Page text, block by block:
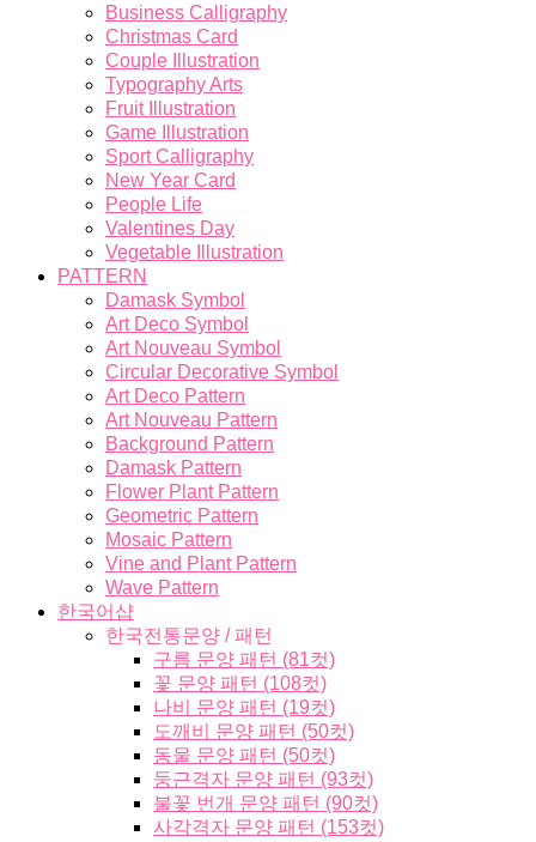
Business Calligraphy
Christmas Card
Couple Illustration
Typography Arts
Fruit Illustration
Game Illustration
Sport Calligraphy
New Year Card
People Life
Valentines Day
Vegetable Illustration
PATTERN
Damask Symbol
Art Deco Symbol
Art Nouveau Symbol
Circular Decorative Symbol
Art Deco Pattern
Art Nouveau Pattern
Background Pattern
Damask Pattern
Flower Plant Pattern
Geometric Pattern
Mosaic Pattern
Vine and Plant Pattern
Wave Pattern
한국어샵
한국전통문양 / 패턴
구름 문양 패턴 (81컷)
꽃 문양 패턴 (108컷)
나비 문양 패턴 (19컷)
도깨비 문양 패턴 (50컷)
동물 문양 패턴 (50컷)
둥근격자 문양 패턴 (93컷)
불꽃 번개 문양 패턴 (90컷)
사각격자 문양 패턴 (153컷)